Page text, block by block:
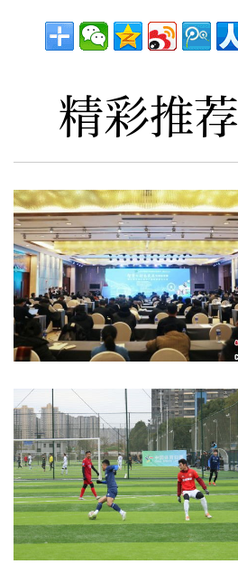
精彩推荐